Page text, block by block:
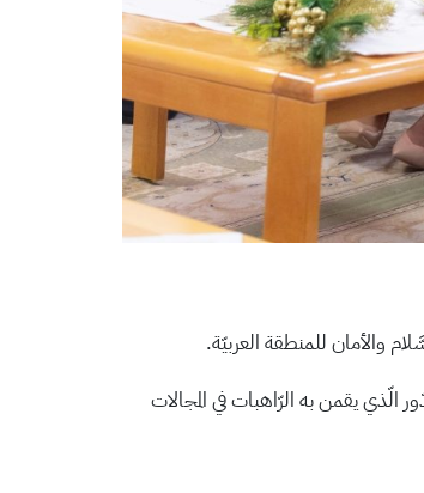
والأمان للمنطقة العربيّة.
يقمن به الرّاهبات في المجالات